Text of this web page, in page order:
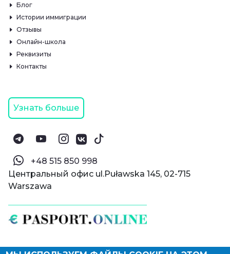
Блог
Истории иммиграции
Отзывы
Онлайн-школа
Реквизиты
Контакты
Узнать больше
‪+48 515 850 998‬
Центральный офис ul.Puławska 145, 02-715
Warszawa